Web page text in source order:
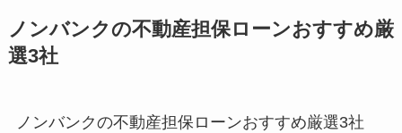
ノンバンクの不動産担保ローンおすすめ厳
選3社
ノンバンクの不動産担保ローンおすすめ厳選3社